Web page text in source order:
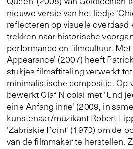
nieuwe versie van het liedje
reflecteren op visuele overdaad
trekken naar historische
performance en filmcultuur.
Appearance' (2007) heeft
stukjes filmaftiteling verwerkt
minimalistische compositie. Op
bewerkt Olaf Nicolai met 'Und
eine Anfang inne' (2009, in
kunstenaar/muzikant Robert
'Zabriskie Point' (1970) om de
van de filmmaker te herstellen.